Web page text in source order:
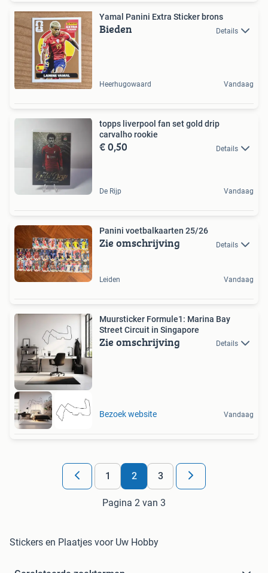
Yamal Panini Extra Sticker brons
Bieden Details
Heerhugowaard Vandaag
topps liverpool fan set gold drip
carvalho rookie
€ 0,50 Details
De Rijp Vandaag
Panini voetbalkaarten 25/26
Zie omschrijving Details
Leiden Vandaag
Muursticker Formule1: Marina Bay
Street Circuit in Singapore
Zie omschrijving Details
Bezoek website Vandaag
1 2 3
Pagina 2 van 3
Stickers en Plaatjes voor Uw Hobby